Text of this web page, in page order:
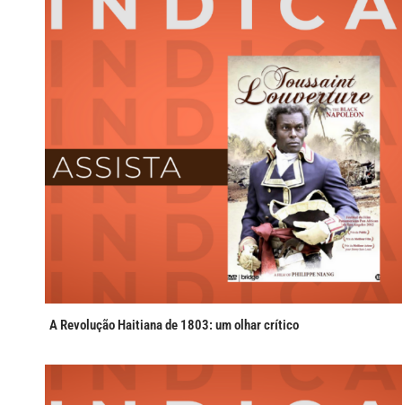
A Revolução Haitiana de 1803: um olhar crítico